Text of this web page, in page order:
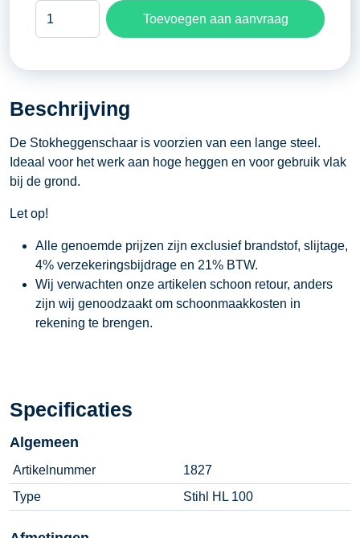
Stokheggenschaar
Toevoegen aan aanvraag
Beschrijving
De Stokheggenschaar is voorzien van een lange steel.
Ideaal voor het werk aan hoge heggen en voor gebruik vlak
bij de grond.
Let op!
Alle genoemde prijzen zijn exclusief brandstof, slijtage,
4% verzekeringsbijdrage en 21% BTW.
Wij verwachten onze artikelen schoon retour, anders
zijn wij genoodzaakt om schoonmaakkosten in
rekening te brengen.
Specificaties
Algemeen
Artikelnummer
1827
Type
Stihl HL 100